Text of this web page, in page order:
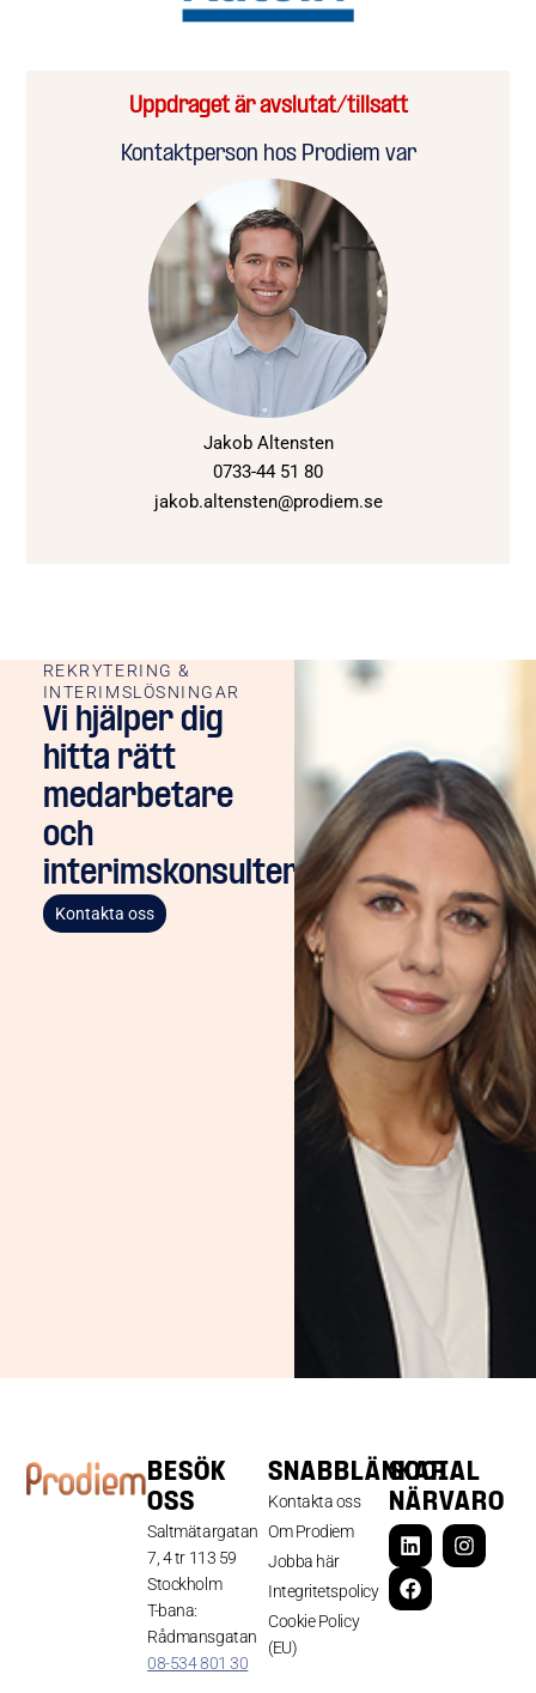
Uppdraget är avslutat/tillsatt
Kontaktperson hos Prodiem var
Jakob Altensten
0733-44 51 80
jakob.altensten@prodiem.se
REKRYTERING &
INTERIMSLÖSNINGAR
Vi hjälper dig
hitta rätt
medarbetare
och
interimskonsulter
Kontakta oss
BESÖK
OSS
Saltmätargatan
7, 4 tr 113 59
Stockholm
T-bana:
Rådmansgatan
08-534 801 30
SNABBLÄNKAR
Kontakta oss
Om Prodiem
Jobba här
Integritetspolicy
Cookie Policy
(EU)
SOCIAL
NÄRVARO